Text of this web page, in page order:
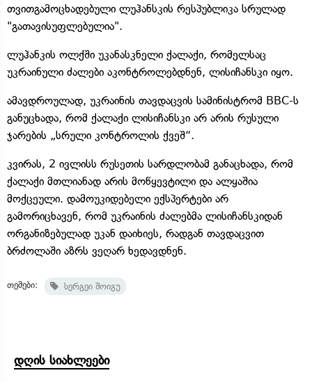
თვითგამოცხადებული ლუჰანსკის რესპუბლიკა სრულად
"გათავისუფლებულია".
ლუჰანკის ოლქში უკანასკნელი ქალაქი, რომელსაც
უკრაინული ძალები აკონტროლებდნენ, ლისიჩანსკი იყო.
ამავდროულად, უკრაინის თავდაცვის სამინისტრომ BBC-ს
განუცხადა, რომ ქალაქი ლისიჩანსკი არ არის რუსული
ჯარების „სრული კონტროლის ქვეშ“.
კვირას, 2 ივლისს რუსეთის სარდლობამ განაცხადა, რომ
ქალაქი მთლიანად არის მოწყევტილი და ალყაშია
მოქცეული. დამოუკიდებელი ექსპერტები არ
გამორიცხავენ, რომ უკრაინის ძალებმა ლისიჩანსკიდან
ორგანიზებულად უკან დაიხიეს, რადგან თავდაცვით
ბრძოლაში აზრს ვეღარ ხედავდნენ.
თემები: სერგეი შოიგუ
დღის სიახლეები